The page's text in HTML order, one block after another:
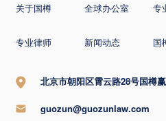
关于国樽 全球办公室 专
专业律师 新闻动态 国
北京市朝阳区霄云路28号国樽
guozun@guozunlaw.com